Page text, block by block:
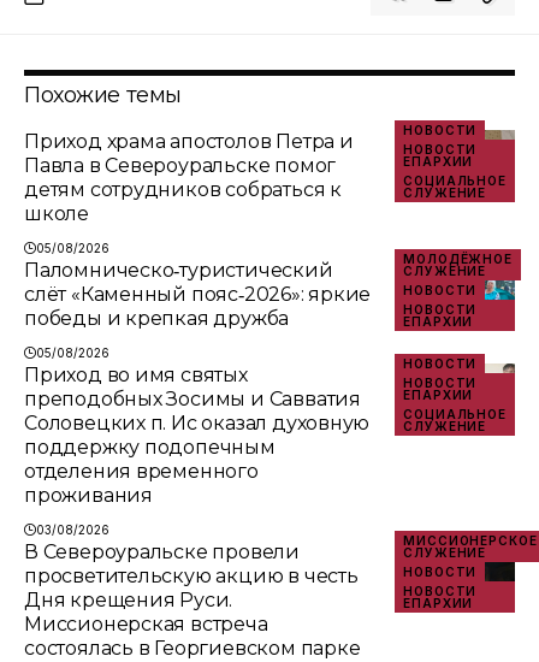
Похожие темы
НОВОСТИ
НОВОСТИ
ЕПАРХИИ
СОЦИАЛЬНОЕ
СЛУЖЕНИЕ
Приход храма апостолов Петра и
Павла в Североуральске помог
детям сотрудников собраться к
школе
05/08/2026
МОЛОДЁЖНОЕ
СЛУЖЕНИЕ
НОВОСТИ
НОВОСТИ
ЕПАРХИИ
Паломническо‑туристический
слёт «Каменный пояс‑2026»: яркие
победы и крепкая дружба
05/08/2026
НОВОСТИ
НОВОСТИ
ЕПАРХИИ
СОЦИАЛЬНОЕ
СЛУЖЕНИЕ
Приход во имя святых
преподобных Зосимы и Савватия
Соловецких п. Ис оказал духовную
поддержку подопечным
отделения временного
проживания
03/08/2026
МИССИОНЕРСКОЕ
СЛУЖЕНИЕ
НОВОСТИ
НОВОСТИ
ЕПАРХИИ
В Североуральске провели
просветительскую акцию в честь
Дня крещения Руси.
Миссионерская встреча
состоялась в Георгиевском парке